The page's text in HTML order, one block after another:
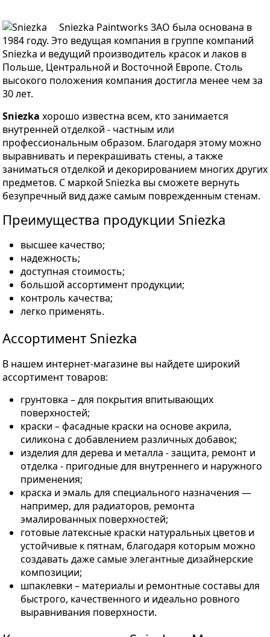
Sniezka Paintworks ЗАО была основана в
1984 году. Это ведущая компания в группе компаний
Sniezka и ведущий производитель красок и лаков в
Польше, Центральной и Восточной Европе. Столь
высокого положения компания достигла менее чем за
30 лет.
Sniezka хорошо известна всем, кто занимается
внутренней отделкой - частным или
профессиональным образом. Благодаря этому можно
выравнивать и перекрашивать стены, а также
заниматься отделкой и декорированием многих других
предметов. С маркой Sniezka вы сможете вернуть
безупречный вид даже самым поврежденным стенам.
Преимущества продукции Sniezka
высшее качество;
надежность;
доступная стоимость;
большой ассортимент продукции;
контроль качества;
легко применять.
Ассортимент Sniezka
В нашем интернет-магазине вы найдете широкий
ассортимент товаров:
грунтовка – для покрытия впитывающих
поверхностей;
краски – фасадные краски на основе акрила,
силикона с добавлением различных добавок;
изделия для дерева и металла - защита, ремонт и
отделка - пригодные для внутреннего и наружного
применения;
краска и эмаль для специального назначения —
например, для радиаторов, ремонта
эмалированных поверхностей;
готовые латексные краски натуральных цветов и
устойчивые к пятнам, благодаря которым можно
создавать даже самые элегантные дизайнерские
композиции;
шпаклевки – материалы и ремонтные составы для
быстрого, качественного и идеально ровного
выравнивания поверхности.